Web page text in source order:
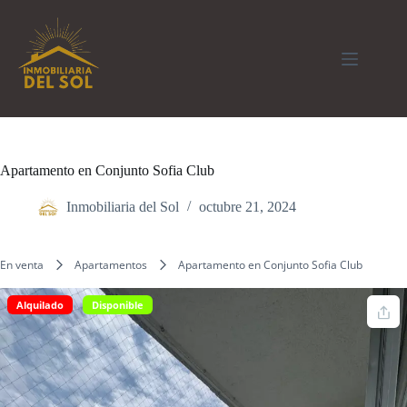
contenido
Apartamento en Conjunto Sofia Club
Inmobiliaria del Sol octubre 21, 2024
En venta Apartamentos Apartamento en Conjunto Sofia Club
Alquilado Disponible